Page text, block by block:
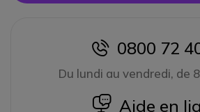
icon
0800 72
Du lundi au vendredi, de
icon
Aide en